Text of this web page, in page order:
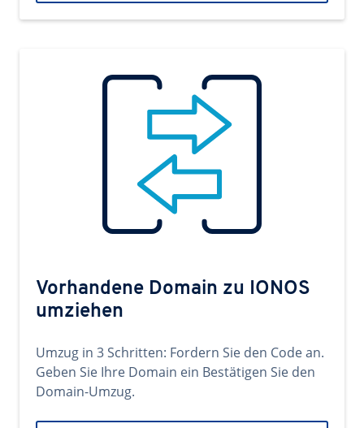
Vorhandene Domain zu IONOS
umziehen
Umzug in 3 Schritten: Fordern Sie den Code an.
Geben Sie Ihre Domain ein Bestätigen Sie den
Domain-Umzug.